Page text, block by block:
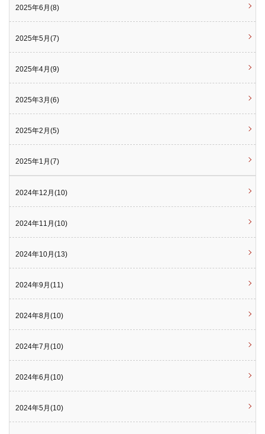
2025年6月(8)
2025年5月(7)
2025年4月(9)
2025年3月(6)
2025年2月(5)
2025年1月(7)
2024年12月(10)
2024年11月(10)
2024年10月(13)
2024年9月(11)
2024年8月(10)
2024年7月(10)
2024年6月(10)
2024年5月(10)